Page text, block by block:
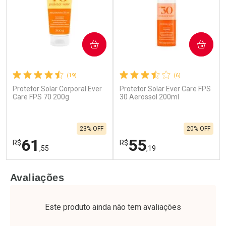
(19)
Protetor Solar Corporal Ever
Care FPS 70 200g
R$61 ,55
23% OFF
COMPRAR
Laboratório
Por Menos
(6)
Protetor Solar Ever Care FPS
30 Aerossol 200ml
R$55,19
20% OFF
COMPRAR
Laboratório
Por Menos
Avaliações
Este produto ainda não tem avaliações